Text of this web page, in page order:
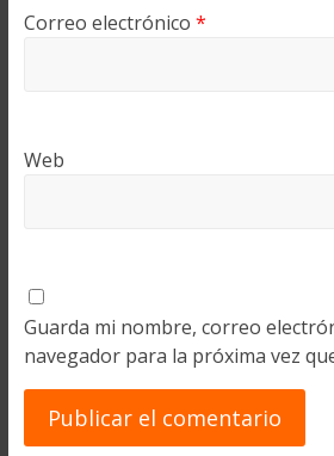
Correo electrónico *
Web
Guarda mi nombre, correo
navegador para la próxima vez